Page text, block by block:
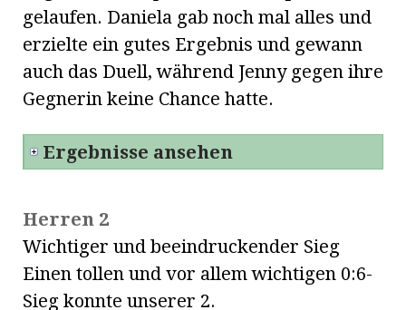
gelaufen. Daniela gab noch mal alles und
erzielte ein gutes Ergebnis und gewann
auch das Duell, während Jenny gegen ihre
Gegnerin keine Chance hatte.
Ergebnisse ansehen
Herren 2
Wichtiger und beeindruckender Sieg
Einen tollen und vor allem wichtigen 0:6-
Sieg konnte unserer 2.